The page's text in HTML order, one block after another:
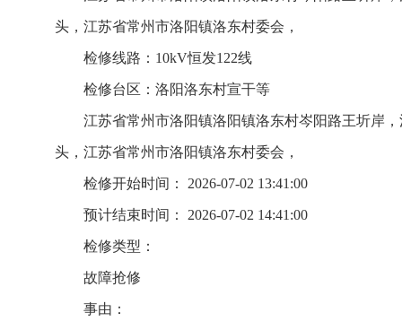
头，江苏省常州市洛阳镇洛东村委会，
检修线路：10kV恒发122线
检修台区：洛阳洛东村宣干等
江苏省常州市洛阳镇洛阳镇洛东村岑阳路王圻岸
头，江苏省常州市洛阳镇洛东村委会，
检修开始时间： 2026-07-02 13:41:00
预计结束时间： 2026-07-02 14:41:00
检修类型：
故障抢修
事由：